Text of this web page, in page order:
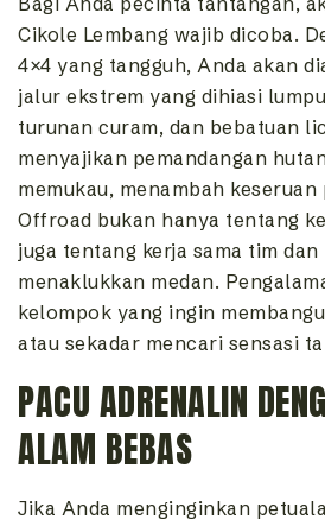
Cikole Lembang wajib dicoba.
4×4 yang tangguh, Anda akan
jalur ekstrem yang dihiasi
turunan curam, dan bebatuan
menyajikan pemandangan
memukau, menambah
Offroad bukan hanya tentang
juga tentang kerja sama tim
menaklukkan medan.
kelompok yang ingin
atau sekadar mencari sensasi
PACU ADRENALIN
ALAM BEBAS
Jika Anda menginginkan